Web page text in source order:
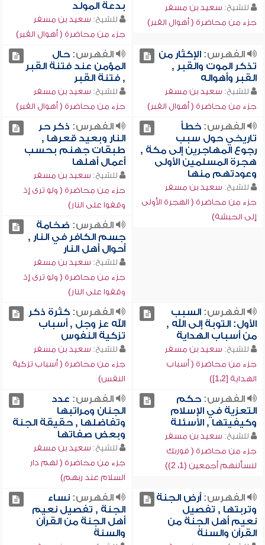
للشيخ: سعيد بن مسفر
جزء من محاضرة ( أهوال القبر)
بدعة المولد
للشيخ: سعيد بن مسفر
جزء من محاضرة ( أهوال القبر)
الفهرس:الإكثار من
تذكر الموت والقبر ,
القبر وأهواله
للشيخ: سعيد بن مسفر
جزء من محاضرة ( أهوال القبر)
الفهرس:حال
المؤمن عند فتنة القبر
, فتنة القبر
للشيخ: سعيد بن مسفر
جزء من محاضرة ( أهوال القبر)
الفهرس:خطأ
تاريخي حول سبب
رجوع المهاجرين إلى مكة ,
هجرة المسلمين الأولى
وعودتهم منها
للشيخ: سعيد بن مسفر
جزء من محاضرة ( الهجرة الأولى
إلى الحبشة)
الفهرس: ذكر حر
النار وبعيد قعرها ,
طبقات جهنم بحسب
أعمال أهلها
للشيخ: سعيد بن مسفر
جزء من محاضرة ( ولو ترى إذ
وقفوا على النار)
الفهرس: ضخامة
جسم الكافر في النار ,
أحوال أهل النار
للشيخ: سعيد بن مسفر
جزء من محاضرة ( ولو ترى إذ
وقفوا على النار)
الفهرس:السبب
الأول: التوبة إلى الله ,
من أسباب الهداية
للشيخ: سعيد بن مسفر
جزء من محاضرة ( أسباب
الهداية [1،2])
الفهرس:كثرة ذكر
الله عز وجل , أسباب
تزكية النفوس
للشيخ: سعيد بن مسفر
جزء من محاضرة ( أسباب تزكية
النفس)
الفهرس:حكم
التعزية في الإسلام
وكيفيتها , الأسئلة
للشيخ: سعيد بن مسفر
جزء من محاضرة ( فوربك
لنسألنهم أجمعين (1، 2))
الفهرس: عدد
الجنان ومراتبها
وتفاضلها , حقيقة الجنة
وبعض صفاتها
للشيخ: سعيد بن مسفر
جزء من محاضرة ( لهم دار
السلام عند ربهم)
الفهرس:أرض الجنة
وتربتها , تفصيل
نعيم أهل الجنة من
القرآن والسنة
الفهرس:نساء
الجنة , تفصيل نعيم
أهل الجنة من القرآن
والسنة